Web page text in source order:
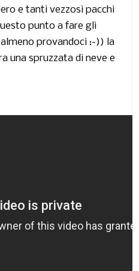
e tanti vezzosi pacchi
punto a fare gli
provandoci :-)) la
una spruzzata di neve e